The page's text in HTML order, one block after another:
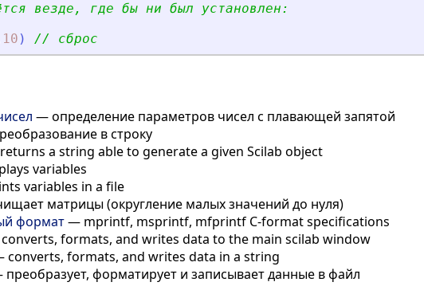
везде, где бы ни был установлен:
10 ) // сброс
— определение параметров чисел с плавающей запятой
в строку
a string able to generate a given Scilab object
variables
variables in a file
матрицы (округление малых значений до нуля)
формат— mprintf, msprintf, mfprintf C-format specifications
formats, and writes data to the main scilab window
converts, formats, and writes data in a string
форматирует и записывает данные в файл